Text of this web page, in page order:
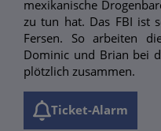
mexikanische
zu tun hat. Das FBI ist
Fersen. So arbeiten
Dominic und Brian bei
plötzlich zusammen.
Ticket-Alarm